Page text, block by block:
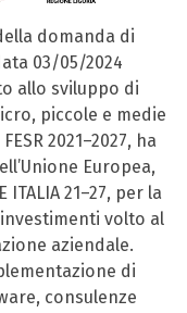
domanda di
03/05/2024
allo sviluppo di
piccole e medie
2021–2027, ha
Europea,
21–27, per la
volto al
aziendale.
di
consulenze